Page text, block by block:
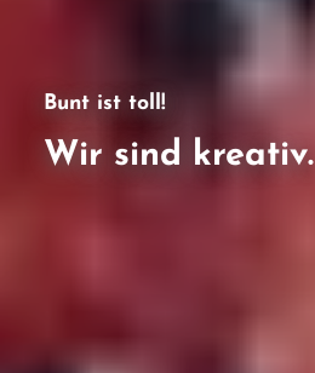
Bunt ist toll!
Wir sind kreativ.